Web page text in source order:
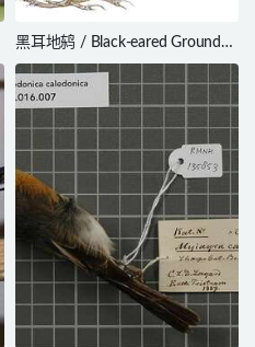
黑耳地鸫 / Black-eared Ground
Thrush / Geokichla camaronensis